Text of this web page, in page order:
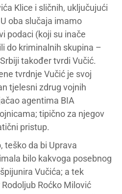
Klice i sličnih, uključujući
oba slučaja imamo
podaci (koji su inače
do kriminalnih skupina –
također tvrdi Vučić.
tvrdnje Vučić je svoj
tjelesni zdrug vojnih
agentima BIA
tipično za njegov
pristup.
teško da bi Uprava
bilo kakvoga posebnog
Vučića; a tek
Roćko Milović